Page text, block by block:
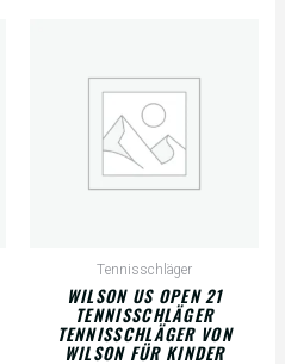
Tennisschläger
WILSON US OPEN 21
TENNISSCHLÄGER
TENNISSCHLÄGER VON
WILSON FÜR KINDER